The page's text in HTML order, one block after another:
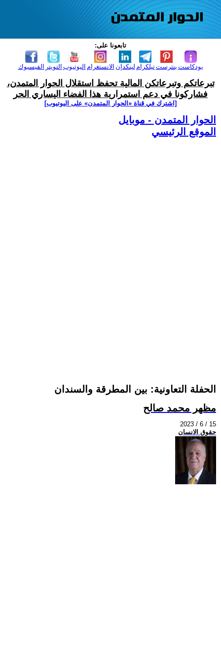
تابعونا على:
الفيسبوك التويتر اليوتيوب الانستغرام لينكدإن تيلكرامبنترست بودكاست
تبرعاتكم وتبرعاتكن المالية تحفظ استقلال الحوار المتمدن،
فشاركونا في دعم استمرارية هذا الفضاء اليساري الحر
[اشترك في قناة ‫«الحوار المتمدن» على اليوتيوب]
الحوار المتمدن - موبايل
الموقع الرئيسي
الحفلة التعاونية: بين المطرقة والسندان
مظهر محمد صالح
2023 / 6 / 15
حقوق الانسان